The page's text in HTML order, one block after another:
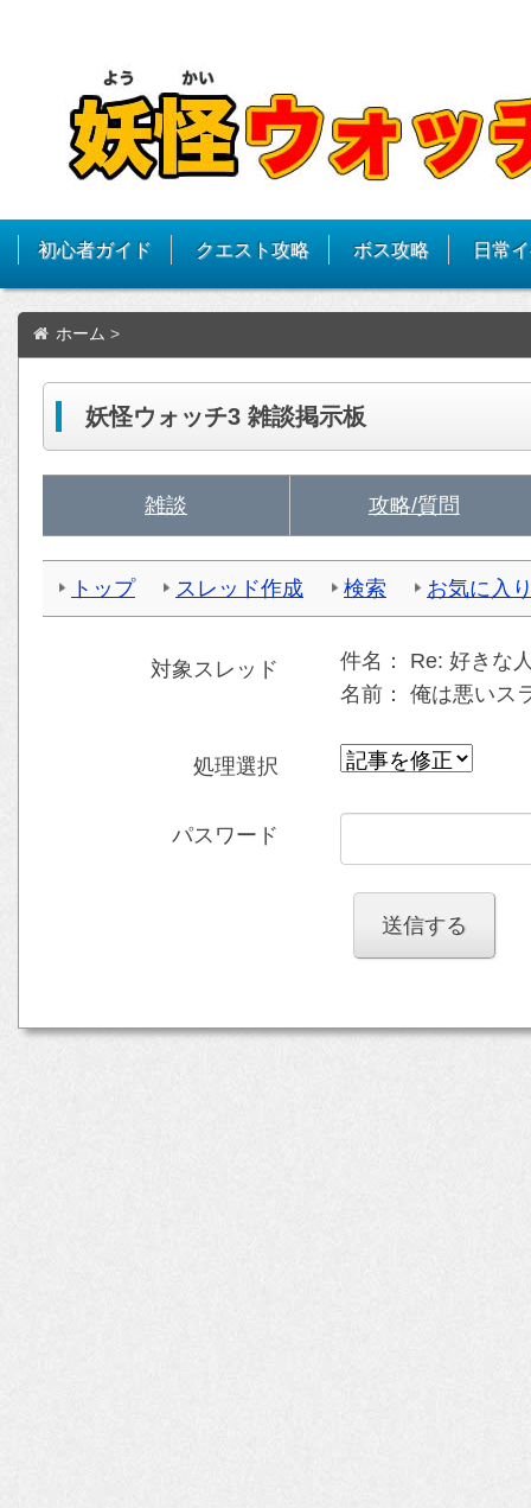
初心者ガイド クエスト攻略 ボス攻略 日常
ホーム >
妖怪ウォッチ3 雑談掲示板
雑談 攻略/質問
トップ スレッド作成 検索 お気に入
対象スレッド 件名： Re: 好きな
名前：俺は悪いス
処理選択
パスワード